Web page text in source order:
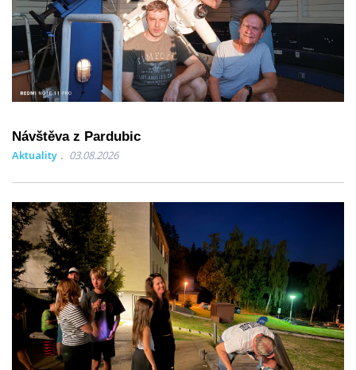
Návštěva z Pardubic
Aktuality 03.08.2026